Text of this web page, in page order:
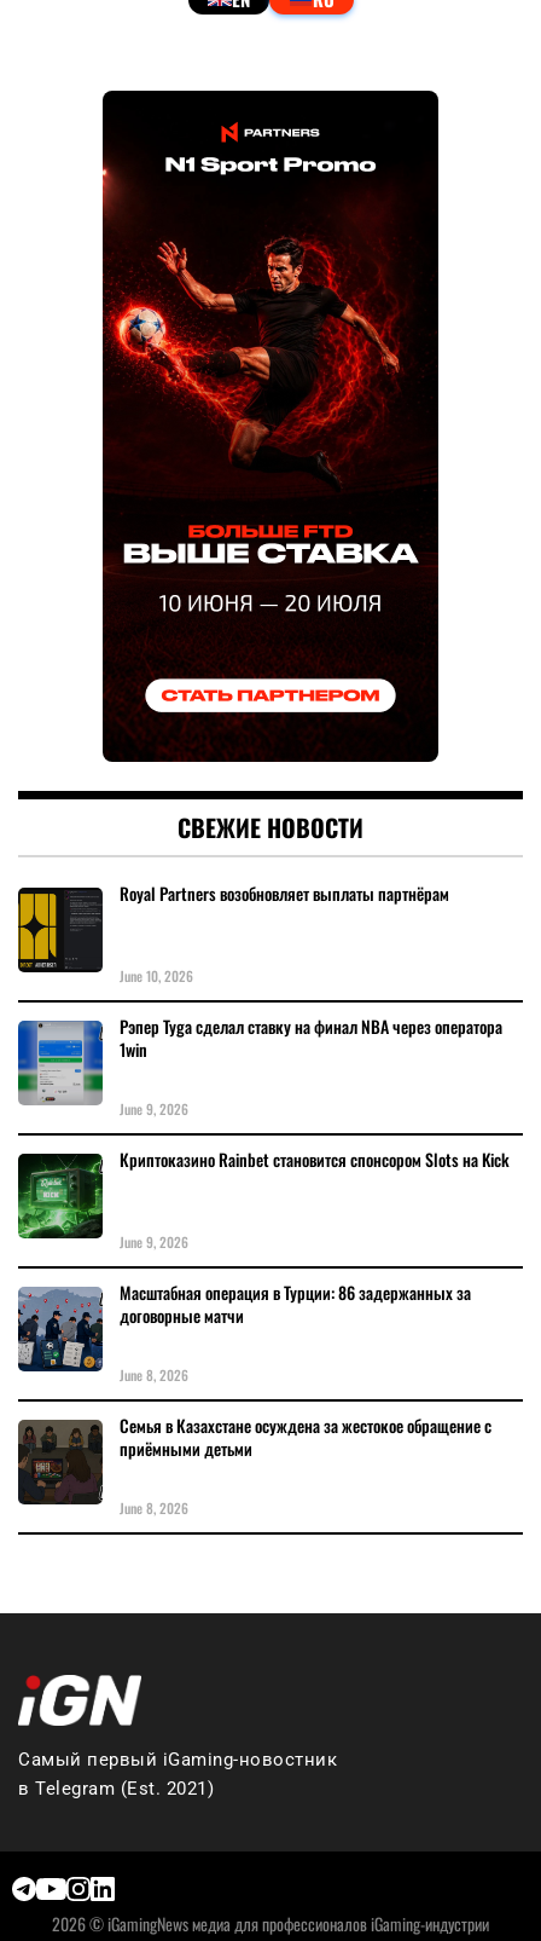
СВЕЖИЕ НОВОСТИ
Royal Partners возобновляет выплаты партнёрам
June 10, 2026
Рэпер Tyga сделал ставку на финал NBA через оператора
1win
June 9, 2026
Криптоказино Rainbet становится спонсором Slots на Kick
June 9, 2026
Масштабная операция в Турции: 86 задержанных за
договорные матчи
June 8, 2026
Семья в Казахстане осуждена за жестокое обращение с
приёмными детьми
June 8, 2026
Самый первый iGaming-новостник
в Telegram (Est. 2021)
2026 © iGamingNews медиа для профессионалов iGaming-индустрии